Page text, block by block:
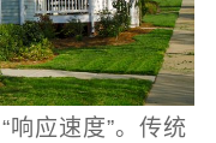
响应速度”。传统